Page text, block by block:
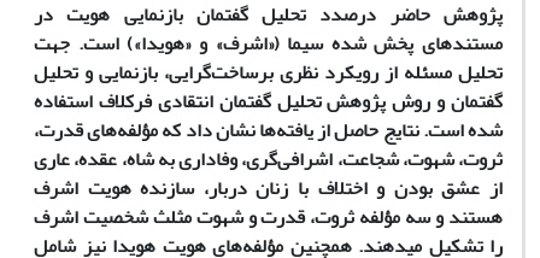
پژوهش حاضر درصدد تحلیل گفتمان بازنمایی هویت در
مستندهای پخش شده سیما («اشرف» و «هویدا») است. جهت
تحلیل مسئله از رویکرد نظری برساخت‌گرایی، بازنمایی و تحلیل
گفتمان و روش پژوهش تحلیل گفتمان انتقادی فرکلاف استفاده
شده است. نتایج حاصل از یافته‌ها نشان داد که مؤلفه‌های قدرت،
ثروت، شهوت، شجاعت، اشرافی‌گری، وفاداری به شاه، عقده، عاری
از عشق بودن و اختلاف با زنان دربار، سازنده هویت اشرف
هستند و سه مؤلفه ثروت، قدرت و شهوت مثلث شخصیت اشرف
را تشکیل می­دهند. همچنین مؤلفه‌های هویت هویدا نیز شامل